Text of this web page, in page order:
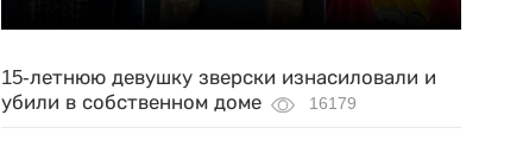
15-летнюю девушку зверски изнасиловали и
убили в собственном доме
16179